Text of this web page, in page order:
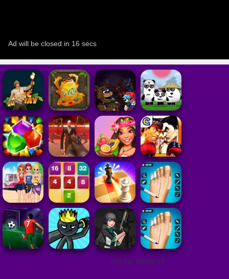
ADVERTISEMENT